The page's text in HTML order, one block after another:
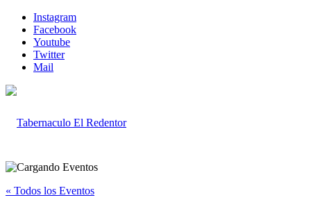
Instagram
Facebook
Youtube
Twitter
Mail
« Todos los Eventos